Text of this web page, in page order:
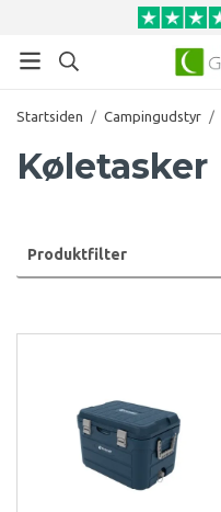
Startsiden / Campingudstyr /
Køletasker
Produktfilter